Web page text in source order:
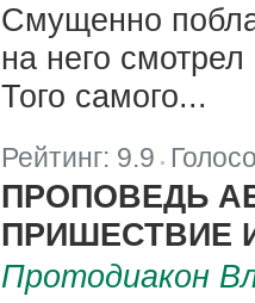
Смущенно
на него
Того самого...
Рейтинг: 9.9
ПРОПОВЕДЬ
ПРИШЕСТВИЕ
Протодиакон